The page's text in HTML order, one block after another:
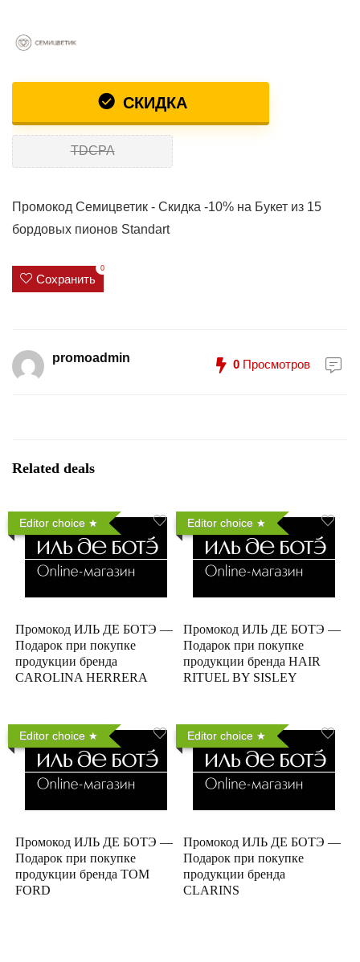
СКИДКА
TDCPA
Промокод Семицветик - Скидка -10% на Букет из 15
бордовых пионов Standart
Сохранить
0
promoadmin 0 Просмотров
Related deals
Editor choice
Промокод ИЛЬ ДЕ БОТЭ —
Подарок при покупке
продукции бренда
CAROLINA HERRERA
Editor choice
Промокод ИЛЬ ДЕ БОТЭ —
Подарок при покупке
продукции бренда HAIR
RITUEL BY SISLEY
Editor choice
Промокод ИЛЬ ДЕ БОТЭ —
Подарок при покупке
продукции бренда TOM
FORD
Editor choice
Промокод ИЛЬ ДЕ БОТЭ —
Подарок при покупке
продукции бренда
CLARINS